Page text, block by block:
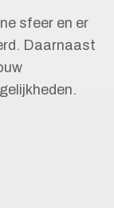
sfeer en er
Daarnaast